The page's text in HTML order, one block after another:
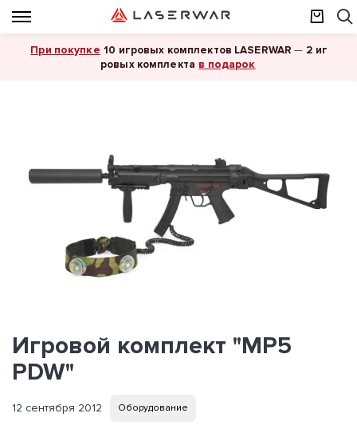
При покупке 10 игровых комплектов LASERWAR — 2 иг
ровых комплекта в подарок
Игровой комплект "MP5
PDW"
12 сентября 2012 Оборудование